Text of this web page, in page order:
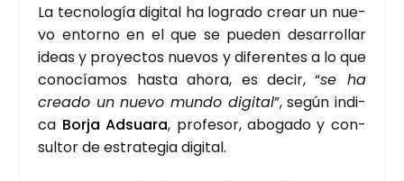
La tec­no­lo­gía digi­tal ha logra­do crear un nue­
vo entorno en el que se pue­den desa­rro­llar
ideas y pro­yec­tos nue­vos y dife­ren­tes a lo que
cono­cía­mos has­ta aho­ra, es decir, “se ha
crea­do un nue­vo mun­do digi­tal”, según indi­
ca Bor­ja Adsua­ra, pro­fe­sor, abo­ga­do y con­
sul­tor de estra­te­gia digi­tal.